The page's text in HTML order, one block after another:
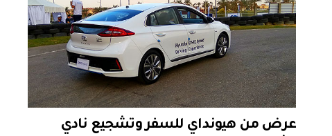
عرض من هيونداي للسفر وتشجيع نادي